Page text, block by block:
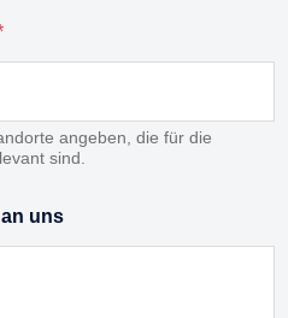
angeben, die für die
sind.
uns